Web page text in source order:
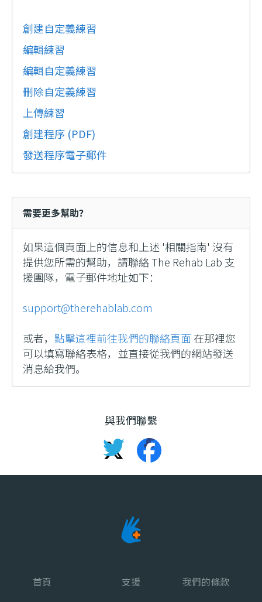
創建自定義練習
編輯練習
編輯自定義練習
刪除自定義練習
上傳練習
創建程序 (PDF)
發送程序電子郵件
需要更多幫助？
如果這個頁面上的信息和上述 '相關指南' 沒有
提供您所需的幫助，請聯絡 The Rehab Lab 支
援團隊，電子郵件地址如下：
support@therehablab.com
或者， 點擊這裡前往我們的聯絡頁面 在那裡您
可以填寫聯絡表格，並直接從我們的網站發送
消息給我們。
與我們聯繫
首頁 支援 我們的條款